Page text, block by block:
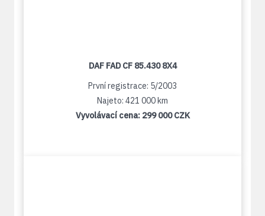
DAF FAD CF 85.430 8X4
První registrace: 5/2003
Najeto: 421 000 km
Vyvolávací cena: 299 000 CZK